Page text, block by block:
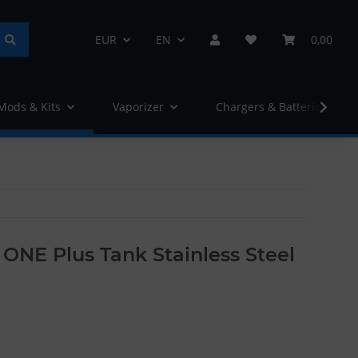
EUR EN 0,00
& Kits Vaporizer Chargers & Batteries
Plus Tank Stainless Steel